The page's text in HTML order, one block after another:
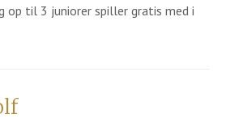
op til 3 juniorer spiller gratis med i